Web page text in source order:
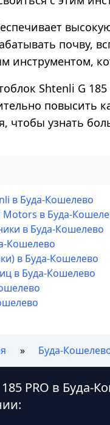
почву,
Shtenli G
повысить
чтобы узнать
в Буда-Кошелево
в Буда-
в Буда-Кошелево
Кошелево
в Буда-Кошелево
в Буда-Кошелево
Буда-
PRO в Буда-